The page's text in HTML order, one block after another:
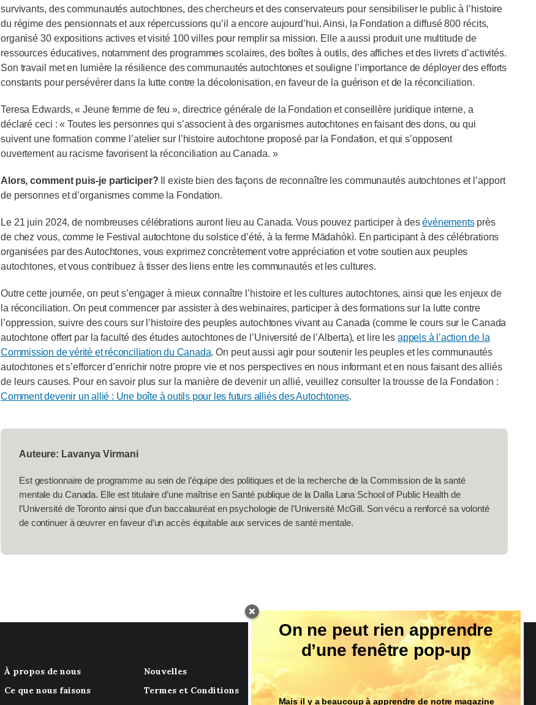
survivants, des communautés autochtones, des chercheurs et des conservateurs pour sensibiliser le public à l’histoire
du régime des pensionnats et aux répercussions qu’il a encore aujourd’hui. Ainsi, la Fondation a diffusé 800 récits,
organisé 30 expositions actives et visité 100 villes pour remplir sa mission. Elle a aussi produit une multitude de
ressources éducatives, notamment des programmes scolaires, des boîtes à outils, des affiches et des livrets d’activités.
Son travail met en lumière la résilience des communautés autochtones et souligne l’importance de déployer des efforts
constants pour persévérer dans la lutte contre la décolonisation, en faveur de la guérison et de la réconciliation.
Teresa Edwards, « Jeune femme de feu », directrice générale de la Fondation et conseillère juridique interne, a
déclaré ceci : « Toutes les personnes qui s’associent à des organismes autochtones en faisant des dons, ou qui
suivent une formation comme l’atelier sur l’histoire autochtone proposé par la Fondation, et qui s’opposent
ouvertement au racisme favorisent la réconciliation au Canada. »
Alors, comment puis-je participer?
Il existe bien des façons de reconnaître les communautés autochtones et l’apport
de personnes et d’organismes comme la Fondation.
Le 21 juin 2024, de nombreuses célébrations auront lieu au Canada. Vous pouvez participer à desévénementsprès
de chez vous, comme le Festival autochtone du solstice d’été, à la ferme Mādahòkì. En participant à des célébrations
organisées par des Autochtones, vous exprimez concrètement votre appréciation et votre soutien aux peuples
autochtones, et vous contribuez à tisser des liens entre les communautés et les cultures.
Outre cette journée, on peut s’engager à mieux connaître l’histoire et les cultures autochtones, ainsi que les enjeux de
la réconciliation. On peut commencer par assister à des webinaires, participer à des formations sur la lutte contre
l’oppression, suivre des cours sur l’histoire des peuples autochtones vivant au Canada (comme le cours sur le Canada
autochtone offert par la faculté des études autochtones de l’Université de l’Alberta), et lire lesappels à l’action de la
Commission de vérité et réconciliation du Canada. On peut aussi agir pour soutenir les peuples et les communautés
autochtones et s’efforcer d’enrichir notre propre vie et nos perspectives en nous informant et en nous faisant des alliés
de leurs causes. Pour en savoir plus sur la manière de devenir un allié, veuillez consulter la trousse de la Fondation :
Comment devenir un allié : Une boîte à outils pour les futurs alliés des Autochtones.
Auteure: Lavanya Virmani
Est gestionnaire de programme au sein de l’équipe des politiques et de la recherche de la Commission de la santé
mentale du Canada. Elle est titulaire d’une maîtrise en Santé publique de la Dalla Lana School of Public Health de
l’Université de Toronto ainsi que d’un baccalauréat en psychologie de l’Université McGill. Son vécu a renforcé sa volonté
de continuer à œuvrer en faveur d’un accès équitable aux services de santé mentale.
À propos de nous
Ce que nous faisons
Nouvelles
Termes et Conditions
On ne peut rien apprendre
d’une fenêtre pop-up
Mais il y a beaucoup à apprendre de notre magazine